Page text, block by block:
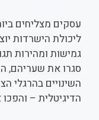
עסקים מצליחים
ליכולת הישרדות
גמישות ומהירות
סגרו את שעריהם,
השינויים בהרגלי
הדיגיטלית –